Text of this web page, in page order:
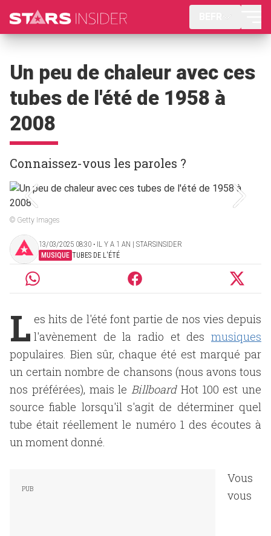
Un peu de chaleur avec ces
tubes de l'été de 1958 à
2008
Connaissez-vous les paroles ?
© Getty Images
13/03/2025 08:30 ‧ IL Y A 1 AN | STARSINSIDER
MUSIQUE TUBES DE L'ÉTÉ
L es hits de l'été font partie de nos vies depuis
l'avènement de la radio et des musiques
populaires. Bien sûr, chaque été est marqué par
un certain nombre de chansons (nous avons tous
nos préférées), mais le Billboard Hot 100 est une
source fiable lorsqu'il s'agit de déterminer quel
tube était réellement le numéro 1 des écoutes à
un moment donné.
Vous
vous